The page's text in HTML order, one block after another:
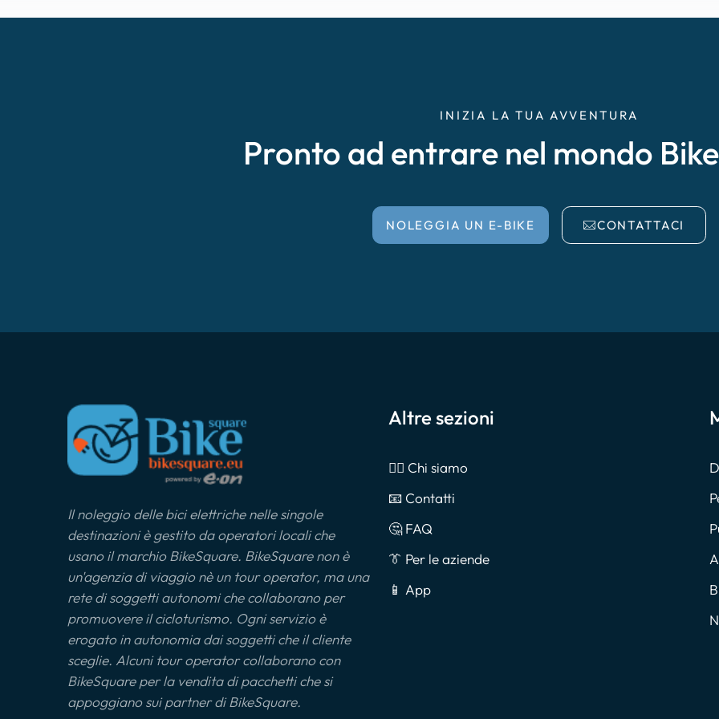
INIZIA LA TUA AVVENTURA
Pronto ad entrare nel mondo
NOLEGGIA UN E-BIKE CONTATTACI
Il noleggio delle bici elettriche nelle singole
destinazioni è gestito da operatori locali che
usano il marchio BikeSquare. BikeSquare non è
un'agenzia di viaggio nè un tour operator, ma una
rete di soggetti autonomi che collaborano per
promuovere il cicloturismo. Ogni servizio è
erogato in autonomia dai soggetti che il cliente
sceglie. Alcuni tour operator collaborano con
BikeSquare per la vendita di pacchetti che si
appoggiano sui partner di BikeSquare.
Altre sezioni
🙎‍♂️ Chi siamo
📧 Contatti
🤔 FAQ
👔 Per le aziende
📱 App